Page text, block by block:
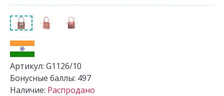
Артикул: G1126/10
Бонусные баллы: 497
Наличие: Распродано